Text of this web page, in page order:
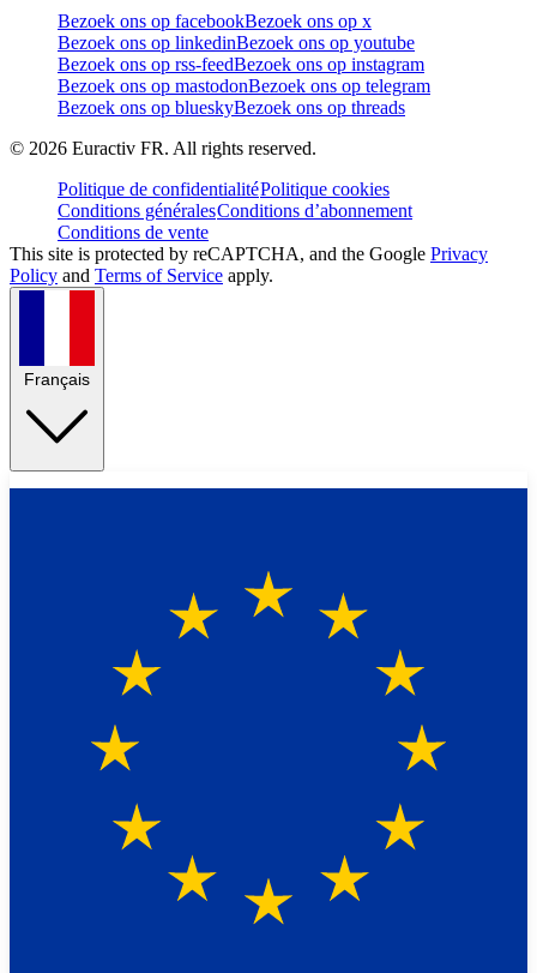
Bezoek ons op facebookBezoek ons op x
Bezoek ons op linkedinBezoek ons op youtube
Bezoek ons op rss-feedBezoek ons op instagram
Bezoek ons op mastodonBezoek ons op telegram
Bezoek ons op blueskyBezoek ons op threads
© 2026 Euractiv FR. All rights reserved.
Politique de confidentialitéPolitique cookies
Conditions généralesConditions d’abonnement
Conditions de vente
This site is protected by reCAPTCHA, and the Google Privacy
Policy and Terms of Service apply.
Français